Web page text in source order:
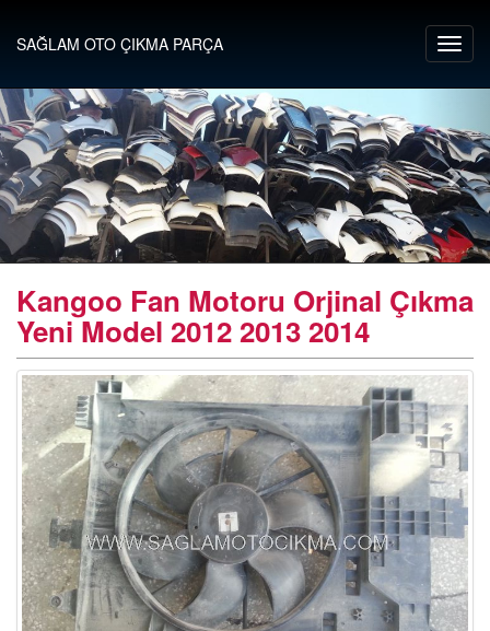
SAĞLAM OTO ÇIKMA PARÇA
Kangoo Fan Motoru Orjinal Çıkma
Yeni Model 2012 2013 2014